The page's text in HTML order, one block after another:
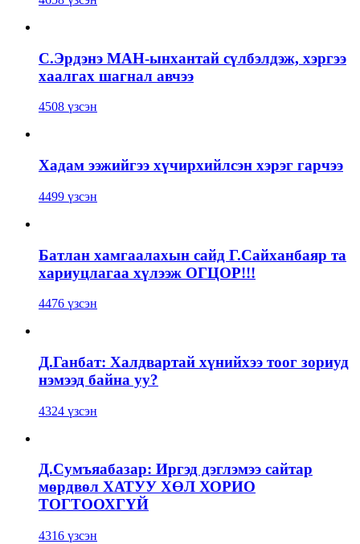
С.Эрдэнэ МАН-ынхантай сүлбэлдэж, хэргээ
хаалгах шагнал авчээ
4508 үзсэн
Хадам ээжийгээ хүчирхийлсэн хэрэг гарчээ
4499 үзсэн
Батлан хамгаалахын сайд Г.Сайханбаяр та
хариуцлагаа хүлээж ОГЦОР!!!
4476 үзсэн
Д.Ганбат: Халдвартай хүнийхээ тоог зориуд
нэмээд байна уу?
4324 үзсэн
Д.Сумъяабазар: Иргэд дэглэмээ сайтар
мөрдвөл ХАТУУ ХӨЛ ХОРИО
ТОГТООХГҮЙ
4316 үзсэн